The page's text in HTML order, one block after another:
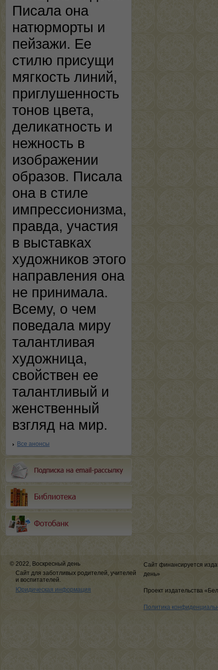
Писала она
натюрморты и
пейзажи. Ее
стилю присущи
мягкость линий,
приглушенность
тонов цвета,
деликатность и
нежность в
изображении
образов. Писала
она в стиле
импрессионизма,
правда, участия
в выставках
художников этого
направления она
не принимала.
Всему, о чем
поведала миру
талантливая
художница,
свойствен ее
талантливый и
женственный
взгляд на мир.
Все анонсы
© 2022, Воскресный день
Сайт для заботливых родителей, учителей
и воспитателей.
Юридическая информация
Сайт финансируется
день»
Проект издательства
Политика